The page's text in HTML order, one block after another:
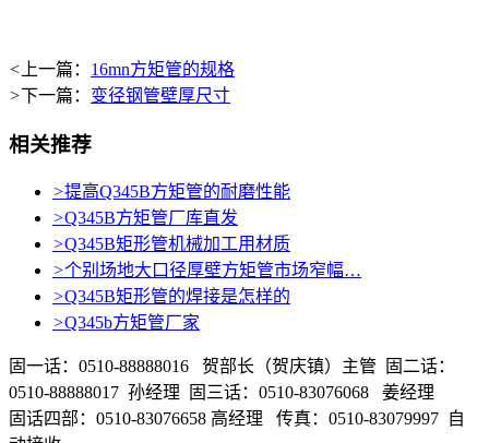
< 上一篇： 16mn方矩管的规格
>下一篇： 变径钢管壁厚尺寸
相关推荐
>提高Q345B方矩管的耐磨性能
>Q345B方矩管厂库直发
>Q345B矩形管机械加工用材质
>个别场地大口径厚壁方矩管市场窄幅…
>Q345B矩形管的焊接是怎样的
>Q345b方矩管厂家
固一话：0510-88888016 贺部长（贺庆镇）主管 固二话：
0510-88888017 孙经理 固三话：0510-83076068 姜经理
固话四部：0510-83076658 高经理 传真：0510-83079997 自